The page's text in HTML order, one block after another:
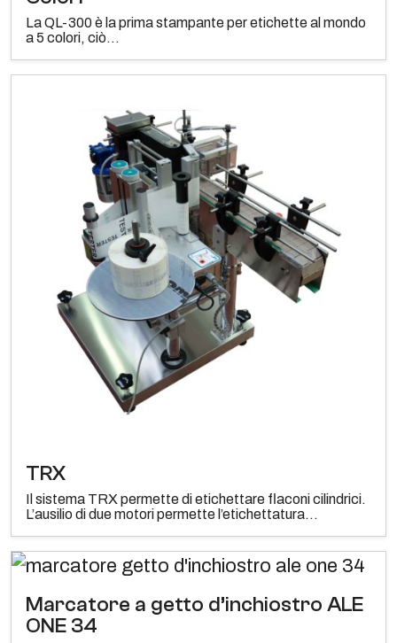
La QL-300 è la prima stampante per etichette al mondo
a 5 colori, ciò...
TRX
Il sistema TRX permette di etichettare flaconi cilindrici.
L’ausilio di due motori permette l’etichettatura...
Marcatore a getto d’inchiostro ALE
ONE 34